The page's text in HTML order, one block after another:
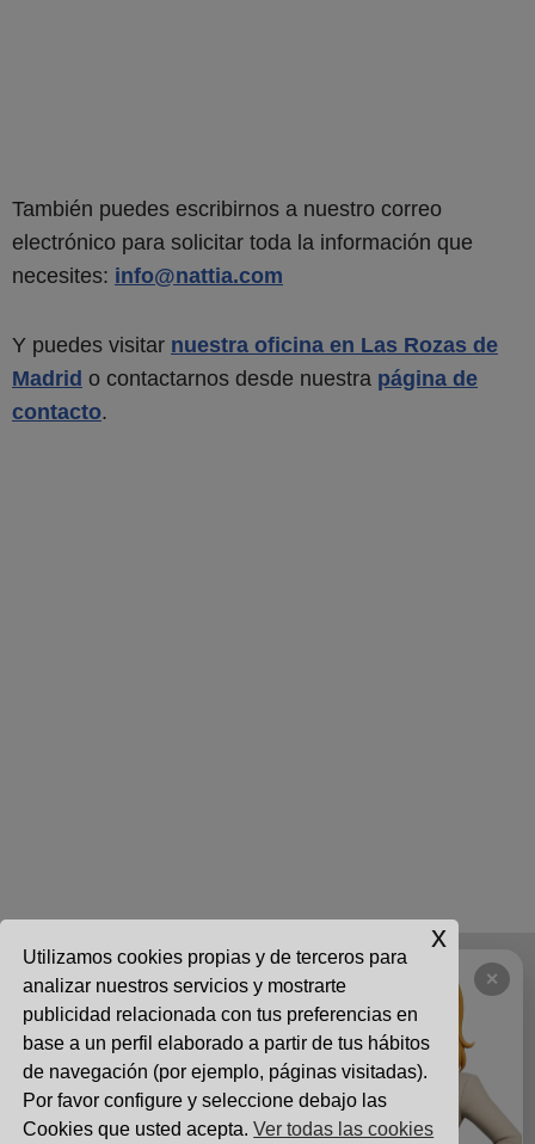
También puedes escribirnos a nuestro correo
electrónico para solicitar toda la información que
necesites: info@nattia.com
Y puedes visitar nuestra oficina en Las Rozas de
Madrid o contactarnos desde nuestra página de
contacto.
CONTACTO|USO ACEPTABLE|
|
POLÍTICA DE PRIVACIDAD|POLÍTICA DE COOKIES
Calle Chile 4, Edificio 1, Oficina 8 Las Rozas, Madrid 28290
info@nattia.com|91 027 3665
✕
Utilizamos cookies propias y de terceros para
analizar nuestros servicios y mostrarte
publicidad relacionada con tus preferencias en
base a un perfil elaborado a partir de tus hábitos
de navegación (por ejemplo, páginas visitadas).
Por favor configure y seleccione debajo las
Cookies que usted acepta.Ver todas las cookies
x